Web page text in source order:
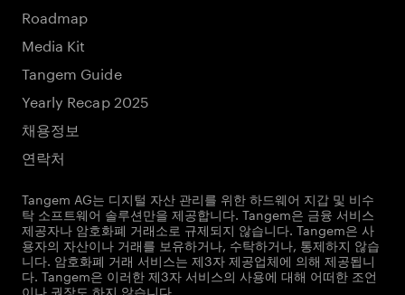
Roadmap
Media Kit
Tangem Guide
Yearly Recap 2025
채용정보
연락처
Tangem AG는 디지털 자산 관리를 위한 하드웨어 지갑 및 비수
탁 소프트웨어 솔루션만을 제공합니다. Tangem은 금융 서비스
제공자나 암호화폐 거래소로 규제되지 않습니다. Tangem은 사
용자의 자산이나 거래를 보유하거나, 수탁하거나, 통제하지 않습
니다. 암호화폐 거래 서비스는 제3자 제공업체에 의해 제공됩니
다. Tangem은 이러한 제3자 서비스의 사용에 대해 어떠한 조언
이나 권장도 하지 않습니다.